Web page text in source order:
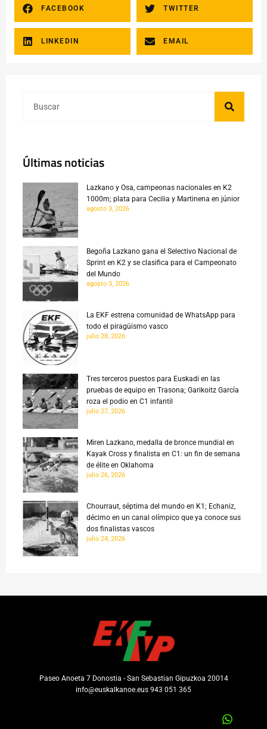
FACEBOOK TWITTER
LINKEDIN EMAIL
Últimas noticias
Lazkano y Osa, campeonas nacionales en K2
1000m; plata para Cecilia y Martinena en júnior
agosto 3, 2026
Begoña Lazkano gana el Selectivo Nacional de
Sprint en K2 y se clasifica para el Campeonato
del Mundo
agosto 3, 2026
La EKF estrena comunidad de WhatsApp para
todo el piragüismo vasco
julio 28, 2026
Tres terceros puestos para Euskadi en las
pruebas de equipo en Trasona; Garikoitz García
roza el podio en C1 infantil
julio 27, 2026
Miren Lazkano, medalla de bronce mundial en
Kayak Cross y finalista en C1: un fin de semana
de élite en Oklahoma
julio 26, 2026
Chourraut, séptima del mundo en K1; Echaniz,
décimo en un canal olímpico que ya conoce sus
dos finalistas vascos
julio 24, 2026
Paseo Anoeta 7 Donostia - San Sebastian Gipuzkoa 20014
info@euskalkanoe.eus 943 051 365